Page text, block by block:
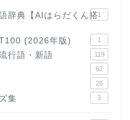
辞典【AIはらだくん搭1
(2026年版) 1
行語・新語 119
62
28
集 3